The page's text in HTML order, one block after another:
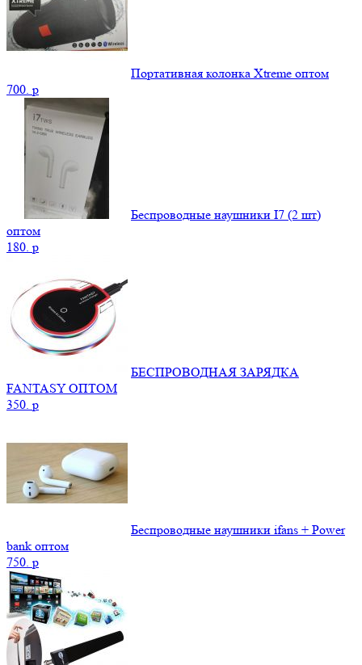
Портативная колонка Xtreme оптом
700. p
Беспроводные наушники I7 (2 шт)
оптом
180. p
БЕСПРОВОДНАЯ ЗАРЯДКА
FANTASY ОПТОМ
350. p
Беспроводные наушники ifans + Power
bank оптом
750. p